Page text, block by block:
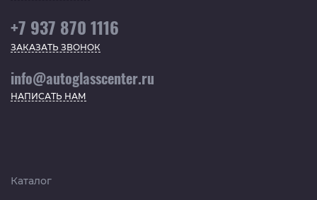
+7 937 870 1116
ЗАКАЗАТЬ ЗВОНОК
info@autoglasscenter.ru
НАПИСАТЬ НАМ
Каталог